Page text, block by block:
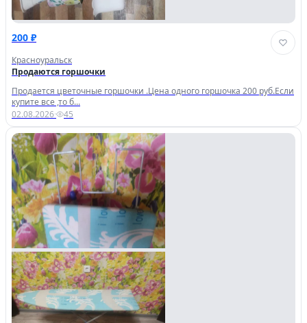
200 ₽
Красноуральск
Продаются горшочки
Продается цветочные горшочки .Цена одного горшочка 200 руб.Если
купите все ,то б...
02.08.2026· 45